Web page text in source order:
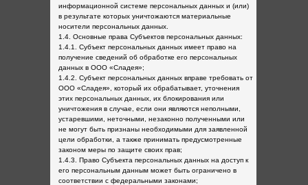
информационной системе персональных данных и (или)
в результате которых уничтожаются материальные
носители персональных данных.
1.4. Основные права Субъектов персональных данных:
1.4.1. Субъект персональных данных имеет право на
получение сведений об обработке его персональных
данных в ООО «Сладея»;
1.4.2. Субъект персональных данных вправе требовать от
ООО «Сладея», который их обрабатывает, уточнения
этих персональных данных, их блокирования или
уничтожения в случае, если они являются неполными,
устаревшими, неточными, незаконно полученными или
не могут быть признаны необходимыми для заявленной
цели обработки, а также принимать предусмотренные
законом меры по защите своих прав;
1.4.3. Право Субъекта персональных данных на доступ к
его персональным данным может быть ограничено в
соответствии с федеральными законами;